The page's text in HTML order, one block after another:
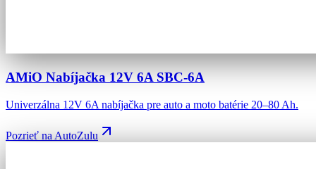
AMiO Nabíjačka 12V 6A SBC-6A
Univerzálna 12V 6A nabíjačka pre auto a moto batérie 20–80 Ah.
Pozrieť na AutoZulu